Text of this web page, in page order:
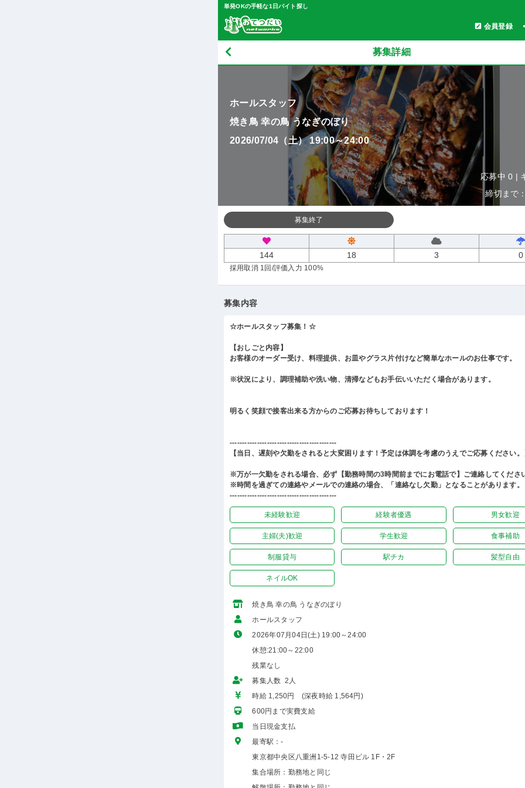
単発OKの手軽な1日バイト探し
会員登録
募集詳細
ホールスタッフ
焼き鳥 幸の鳥 うなぎのぼり
2026/07/04（土） 19:00～24:00
応募中 0 |
締切まで
募集終了
144 18 3 0
採用取消 1回 /評価入力 100%
募集内容
☆ホールスタッフ募集！☆
【おしごと内容】
お客様のオーダー受け、料理提供、お皿やグラス片付けなど簡単なホールのお仕事です。
※状況により、調理補助や洗い物、清掃などもお手伝いいただく場合があります。
明るく笑顔で接客出来る方からのご応募お待ちしております！
-------------------------------------------
【当日、遅刻や欠勤をされると大変困ります！予定は体調を考慮のうえでご応募ください
※万が一欠勤をされる場合、必ず【勤務時間の3時間前までにお電話で】ご連絡してくださ
※時間を過ぎての連絡やメールでの連絡の場合、「連絡なし欠勤」となることがあります。
-------------------------------------------
未経験歓迎 経験者優遇 男女歓迎
主婦(夫)歓迎 学生歓迎 食事補助
制服貸与 駅チカ 髪型自由
ネイルOK
焼き鳥 幸の鳥 うなぎのぼり
ホールスタッフ
2026年07月04日(土) 19:00～24:00
休憩:21:00～22:00
残業なし
募集人数 2人
時給 1,250円 (深夜時給 1,564円)
600円まで実費支給
当日現金支払
最寄駅：-
東京都中央区八重洲1-5-12 寺田ビル 1F・2F
集合場所：勤務地と同じ